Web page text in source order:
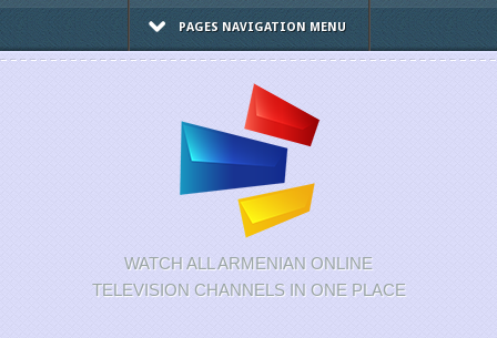
PAGES NAVIGATION MENU
WATCH ALL ARMENIAN ONLINE
TELEVISION CHANNELS IN ONE PLACE